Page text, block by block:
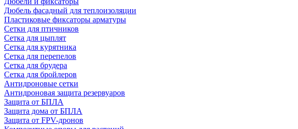
Дюбель фасадный для теплоизоляции
Пластиковые фиксаторы арматуры
Сетки для птичников
Сетка для цыплят
Сетка для курятника
Сетка для перепелов
Сетка для брудера
Сетка для бройлеров
Антидроновые сетки
Антидроновая защита резервуаров
Защита от БПЛА
Защита дома от БПЛА
Защита от FPV-дронов